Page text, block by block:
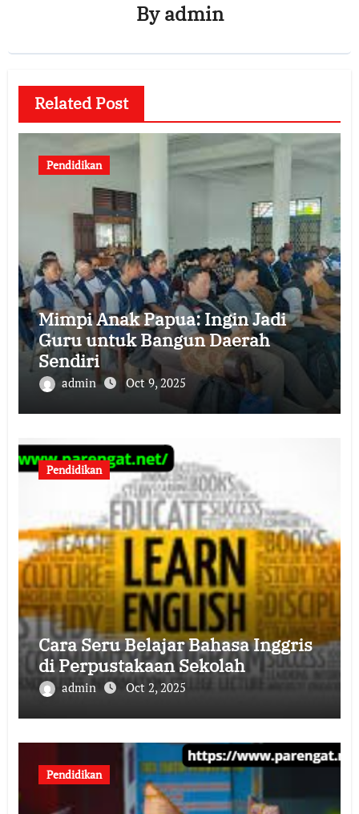
Byadmin
Related Post
Pendidikan
Mimpi Anak Papua: Ingin Jadi
Guru untuk Bangun Daerah
Sendiri
admin Oct 9, 2025
Pendidikan
Cara Seru Belajar Bahasa Inggris
di Perpustakaan Sekolah
admin Oct 2, 2025
Pendidikan